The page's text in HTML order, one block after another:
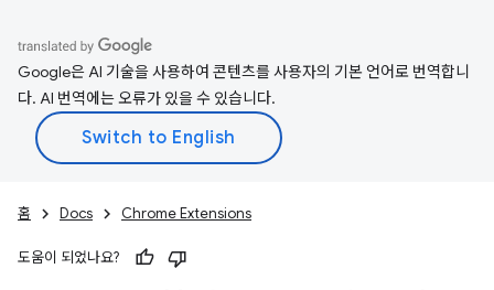
Google은 AI 기술을 사용하여 콘텐츠를 사용자의 기본 언어로 번역합니
다. AI 번역에는 오류가 있을 수 있습니다.
홈 Docs Chrome Extensions
도움이 되었나요?